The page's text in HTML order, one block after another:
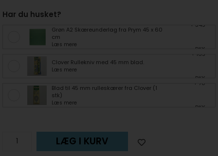
Har du husket?
Grøn A2 Skæreunderlag fra Prym 45 x 60
cm
Læs mere
+ 345
DKK
Clover Rullekniv med 45 mm blad.
Læs mere
+ 165
DKK
Blad til 45 mm rulleskærer fra Clover (1
stk)
Læs mere
+ 70
DKK
LÆG I KURV